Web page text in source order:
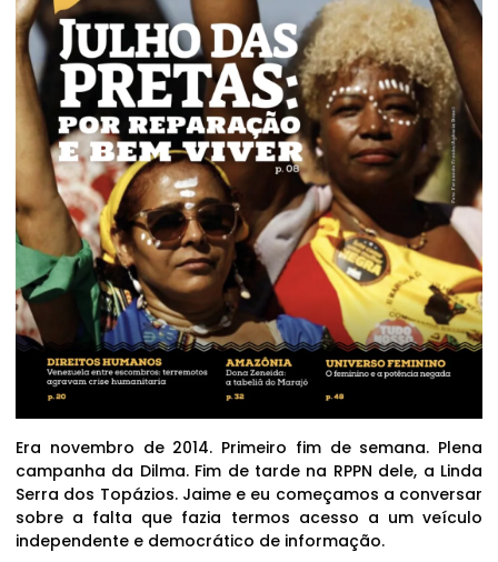
Era novembro de 2014. Primeiro fim de semana. Plena
campanha da Dilma. Fim de tarde na RPPN dele, a Linda
Serra dos Topázios. Jaime e eu começamos a conversar
sobre a falta que fazia termos acesso a um veículo
independente e democrático de informação.